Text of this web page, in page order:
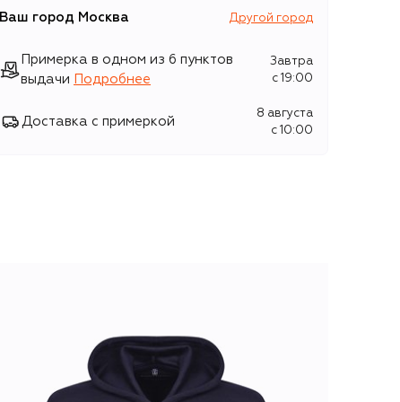
Ваш город Москва Другой город
Примерка в одном из 6 пунктов
выдачи
Подробнее
Завтра
c 19:00
Доставка с примеркой
8 августа
c 10:00